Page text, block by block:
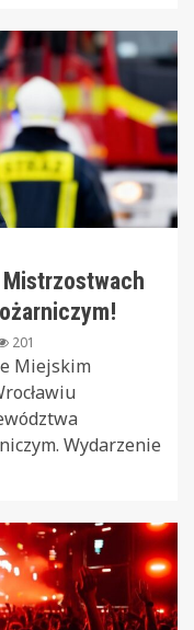
201
Miejskim
Wydarzenie